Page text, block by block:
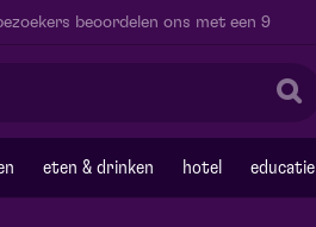
beoordelen ons met een 9
eten & drinken hotel educatie